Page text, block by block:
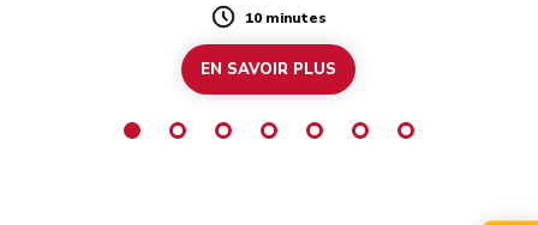
Duration
10 minutes
EN SAVOIR PLUS